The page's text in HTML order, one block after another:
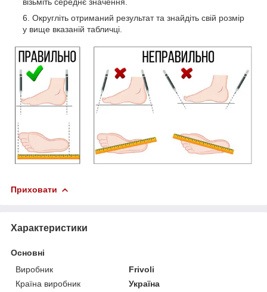
Округліть отриманий результат та знайдіть свій розмір
у вище вказаній табличці.
Приховати
Характеристики
Основні
Виробник
Frivoli
Країна виробник
Україна